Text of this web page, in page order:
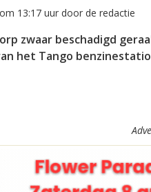
13:17 uur door de redactie
zwaar beschadigd
het Tango